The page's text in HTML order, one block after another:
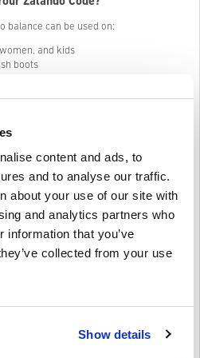
content and ads, to
and to analyse our traffic.
about your use of our site with
and analytics partners who
information that you’ve
collected from your use
Show details
balance can be used on:
and kids
boots
feel like treating yourself? Zalando
it simple to give the gift of choice
brands.
töötab